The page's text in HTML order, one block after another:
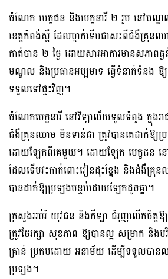
ចំណែក បេក្ខជន និងបេក្ខនារី ២ រូប នៅមណ្
ខេត្តកំពង់ស្ពឺ ដែលម្នាក់ទើបជាសះពីជំងឺគ្រុនឈ
កាត់បាន ២ ថ្ងៃ ដោយសារអាការមានសភាពធ្ង
មណ្ឌល និងប្រធានអប្បមាទ ធ្វើទំនាក់ទំនង ឱ្
ទទួលទៅផ្ទះវិញ។
ចំណែកបេក្ខនារី នៅវិទ្យាល័យទូលទំពូង ក្នុងរ
ជំងឺគ្រុនឈាម មិនទាន់ជា ត្រូវបានគេដាក់ឱ្យ
ដោយឡែកពីគេមួយ។ ដោយឡែក បេក្ខជន ន
ដែលទើបវះកាត់ពោះវៀនដុះខ្នែង និងជំងឺគ្
បានដាក់ឱ្យប្រឡងបន្ទប់ដោយឡែកដូចគ្នា។
ក្រសួងអប់រំ យុវជន និងកីឡា ជំរុញលើកចិត្តឱ្
ត្រូវថែរក្សា សុខភាព ឱ្យបានល្អ សម្រាក និង
គ្រាន់ ប្រកបដោយ អនាម័យ ដើម្បីទទួលបានល
ប្រឡង។